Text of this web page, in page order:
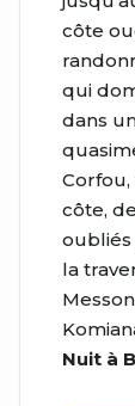
côte
qui
dans
Corfou,
côte,
oubliés
la
Nuit à